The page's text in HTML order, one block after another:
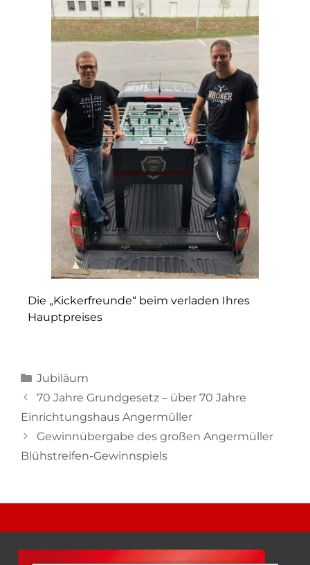
Die „Kickerfreunde“ beim verladen Ihres
Hauptpreises
Jubiläum
70 Jahre Grundgesetz – über 70 Jahre
Einrichtungshaus Angermüller
Gewinnübergabe des großen Angermüller
Blühstreifen-Gewinnspiels